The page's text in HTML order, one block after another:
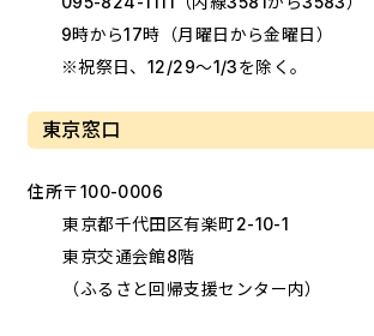
9時から17時（月曜日から金曜日）
※祝祭日、12/29～1/3を除く。
東京窓口
住所〒100-0006
東京都千代田区有楽町2-10-1
東京交通会館8階
（ふるさと回帰支援センター内）